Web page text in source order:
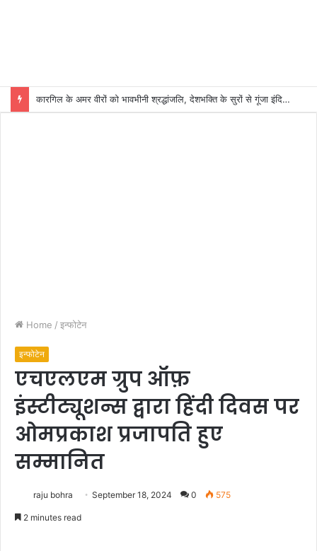
कारगिल के अमर वीरों को भावभीनी श्रद्धांजलि, देशभक्ति के सुरों से गूंजा इंदिरा गांधी कला केंद्र
Home / इन्फोटेन
इन्फोटेन
एचएलएम ग्रुप ऑफ़
इंस्टीट्यूशन्स द्वारा हिंदी दिवस पर
ओमप्रकाश प्रजापति हुए
सम्मानित
raju bohra September 18, 2024 0 575
2 minutes read